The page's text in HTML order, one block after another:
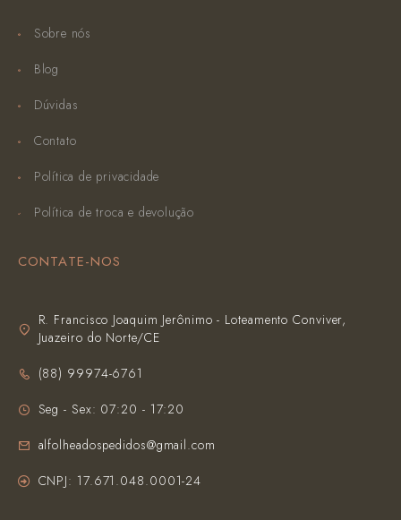
Sobre nós
Blog
Dúvidas
Contato
Política de privacidade
Política de troca e devolução
CONTATE-NOS
R. Francisco Joaquim Jerônimo - Loteamento Conviver,
Juazeiro do Norte/CE
(‪88) 99974-6761‬
Seg - Sex: 07:20 - 17:20
alfolheadospedidos@gmail.com
CNPJ: 17.671.048.0001-24